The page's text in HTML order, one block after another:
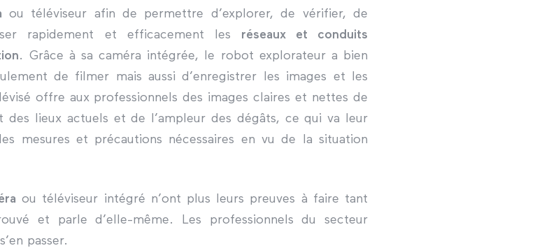
ou téléviseur afin de permettre d’explorer, de vérifier, de
rapidement et efficacement les réseaux et conduits
. Grâce à sa caméra intégrée, le robot explorateur a bien
de filmer mais aussi d’enregistrer les images et les
offre aux professionnels des images claires et nettes de
des lieux actuels et de l’ampleur des dégâts, ce qui va leur
mesures et précautions nécessaires en vu de la situation
ou téléviseur intégré n’ont plus leurs preuves à faire tant
et parle d’elle-même. Les professionnels du secteur
passer.